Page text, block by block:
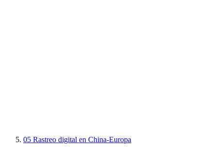
05 Rastreo digital en China-Europa